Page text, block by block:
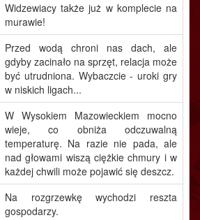
Widzewiacy także już w komplecie na
murawie!
Przed wodą chroni nas dach, ale
gdyby zacinało na sprzęt, relacja może
być utrudniona. Wybaczcie - uroki gry
w niskich ligach...
W Wysokiem Mazowieckiem mocno
wieje, co obniża odczuwalną
temperaturę. Na razie nie pada, ale
nad głowami wiszą ciężkie chmury i w
każdej chwili może pojawić się deszcz.
Na rozgrzewkę wychodzi reszta
gospodarzy.